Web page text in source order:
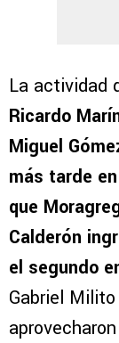
La actividad
Ricardo
Miguel
más tarde
que
Calderón
el segundo
Gabriel